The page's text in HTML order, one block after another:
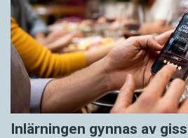
Inlärningen gynnas av